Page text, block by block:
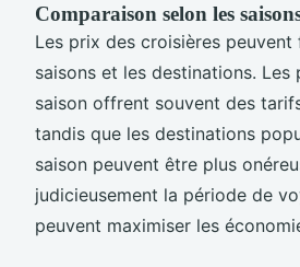
Comparaison selon les
Les prix des croisières
saisons et les destinations. Les
saison offrent souvent des
tandis que les destinations
saison peuvent être plus
judicieusement la période de
peuvent maximiser les